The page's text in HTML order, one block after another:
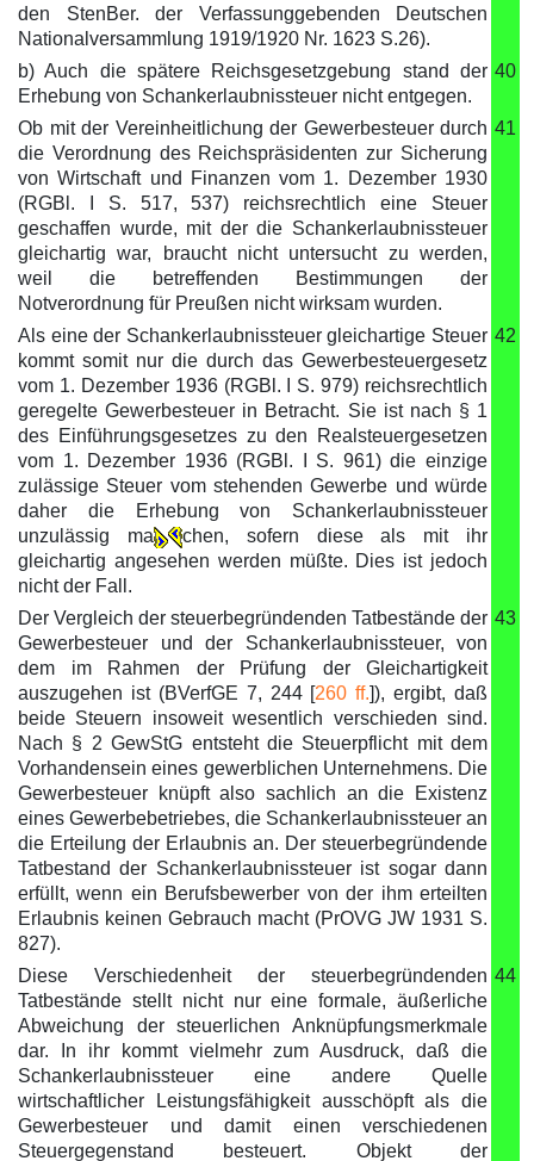
den StenBer. der Verfassunggebenden Deutschen
Nationalversammlung 1919/1920 Nr. 1623 S.26).
b) Auch die spätere Reichsgesetzgebung stand der
Erhebung von Schankerlaubnissteuer nicht entgegen.
40
Ob mit der Vereinheitlichung der Gewerbesteuer durch
die Verordnung des Reichspräsidenten zur Sicherung
von Wirtschaft und Finanzen vom 1. Dezember 1930
(RGBl. I S. 517, 537) reichsrechtlich eine Steuer
geschaffen wurde, mit der die Schankerlaubnissteuer
gleichartig war, braucht nicht untersucht zu werden,
weil die betreffenden Bestimmungen der
Notverordnung für Preußen nicht wirksam wurden.
41
Als eine der Schankerlaubnissteuer gleichartige Steuer
kommt somit nur die durch das Gewerbesteuergesetz
vom 1. Dezember 1936 (RGBl. I S. 979) reichsrechtlich
geregelte Gewerbesteuer in Betracht. Sie ist nach § 1
des Einführungsgesetzes zu den Realsteuergesetzen
vom 1. Dezember 1936 (RGBl. I S. 961) die einzige
zulässige Steuer vom stehenden Gewerbe und würde
daher die Erhebung von Schankerlaubnissteuer
unzulässig ma
chen, sofern diese als mit ihr
gleichartig angesehen werden müßte. Dies ist jedoch
nicht der Fall.
42
Der Vergleich der steuerbegründenden Tatbestände der
Gewerbesteuer und der Schankerlaubnissteuer, von
dem im Rahmen der Prüfung der Gleichartigkeit
auszugehen ist (BVerfGE 7, 244 [260 ff.]), ergibt, daß
beide Steuern insoweit wesentlich verschieden sind.
Nach § 2 GewStG entsteht die Steuerpflicht mit dem
Vorhandensein eines gewerblichen Unternehmens. Die
Gewerbesteuer knüpft also sachlich an die Existenz
eines Gewerbebetriebes, die Schankerlaubnissteuer an
die Erteilung der Erlaubnis an. Der steuerbegründende
Tatbestand der Schankerlaubnissteuer ist sogar dann
erfüllt, wenn ein Berufsbewerber von der ihm erteilten
Erlaubnis keinen Gebrauch macht (PrOVG JW 1931 S.
827).
43
Diese Verschiedenheit der steuerbegründenden
Tatbestände stellt nicht nur eine formale, äußerliche
Abweichung der steuerlichen Anknüpfungsmerkmale
dar. In ihr kommt vielmehr zum Ausdruck, daß die
Schankerlaubnissteuer eine andere Quelle
wirtschaftlicher Leistungsfähigkeit ausschöpft als die
Gewerbesteuer und damit einen verschiedenen
Steuergegenstand besteuert. Objekt der
44